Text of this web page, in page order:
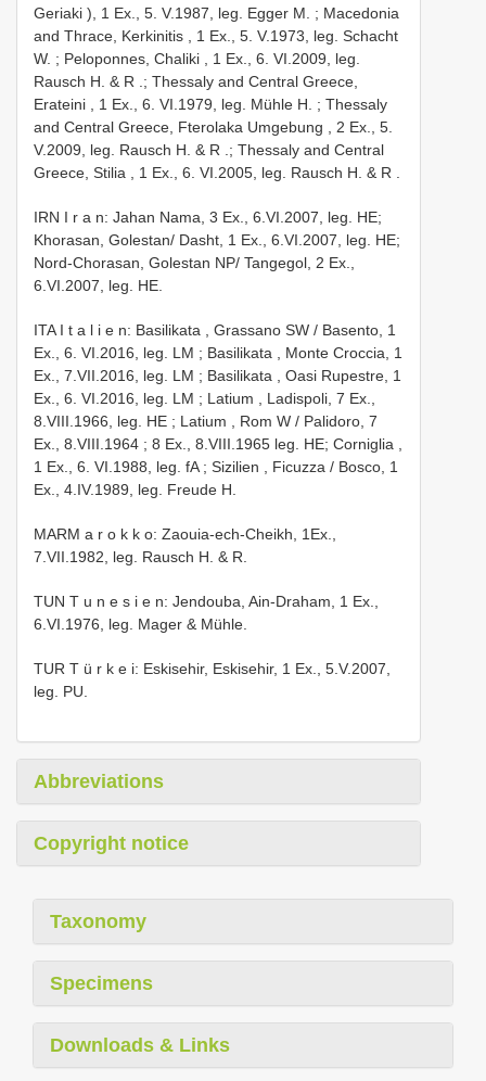
Geriaki ), 1 Ex., 5. V.1987, leg. Egger M.
; Macedonia
and Thrace, Kerkinitis , 1 Ex., 5. V.1973, leg. Schacht
W. ; Peloponnes, Chaliki , 1 Ex., 6. VI.2009, leg.
Rausch H. & R .; Thessaly and Central Greece,
Erateini , 1 Ex., 6. VI.1979, leg. Mühle H.
; Thessaly
and Central Greece, Fterolaka Umgebung , 2 Ex., 5.
V.2009, leg. Rausch H. & R .; Thessaly and Central
Greece, Stilia , 1 Ex., 6. VI.2005, leg. Rausch H. & R
IRN I r a n: Jahan Nama, 3 Ex., 6.VI.2007, leg. HE;
Khorasan, Golestan/ Dasht, 1 Ex., 6.VI.2007, leg. HE;
Nord-Chorasan, Golestan NP/ Tangegol, 2 Ex.,
6.VI.2007, leg. HE.
ITA I t a l i e n: Basilikata , Grassano SW / Basento, 1
Ex., 6. VI.2016, leg. LM ; Basilikata , Monte Croccia, 1
Ex., 7.VII.2016, leg. LM ; Basilikata , Oasi Rupestre, 1
Ex., 6. VI.2016, leg. LM ; Latium , Ladispoli, 7 Ex.,
8.VIII.1966, leg. HE ; Latium , Rom W / Palidoro, 7
Ex., 8.VIII.1964 ; 8 Ex., 8.VIII.1965 leg. HE; Corniglia ,
1 Ex., 6. VI.1988, leg. fA; Sizilien , Ficuzza / Bosco, 1
Ex., 4.IV.1989, leg. Freude H.
MARM a r o k k o: Zaouia-ech-Cheikh, 1Ex.,
7.VII.1982, leg. Rausch H. & R.
TUN T u n e s i e n: Jendouba, Ain-Draham, 1 Ex.,
6.VI.1976, leg. Mager & Mühle.
TUR T ü r k e i: Eskisehir, Eskisehir, 1 Ex., 5.V.2007,
leg. PU.
Abbreviations
Copyright notice
Taxonomy
Specimens
Downloads & Links